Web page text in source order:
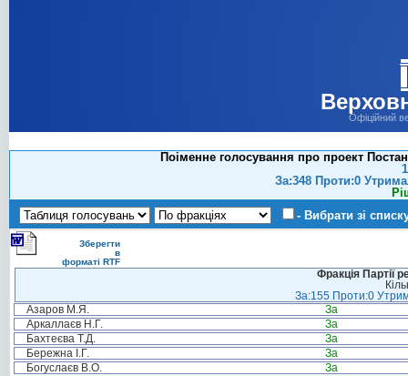
Офіційний
Поіменне голосування про проект
За:348 Проти:0
- Вибрати зі
Зберегти
в
форматі RTF
Фракція Партії
За:155 Проти:0
Азаров М.Я.
За
Аркаллаєв Н.Г.
За
Бахтеєва Т.Д.
За
Бережна І.Г.
За
Богуслаєв В.О.
За